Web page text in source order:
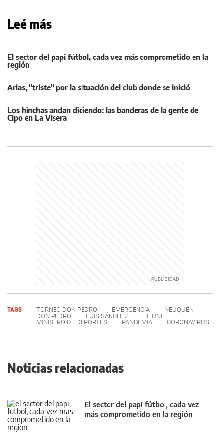
Leé más
El sector del papi fútbol, cada vez más comprometido en la
región
Arias, "triste" por la situación del club donde se inició
Los hinchas andan diciendo: las banderas de la gente de
Cipo en La Visera
TAGS TORNEO DON PEDRO EMERGENCIA
NEUQUÉN
DON PEDRO
LUIS SÁNCHEZ
LIFUNE
MINISTRO DE DEPORTES
PANDEMIA CORONAVIRUS
Noticias relacionadas
El sector del papi fútbol, cada vez
más comprometido en la región